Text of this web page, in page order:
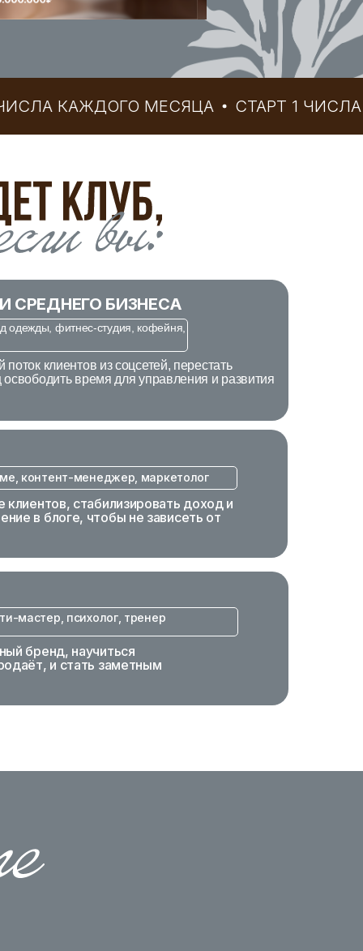
КАЖДОГО МЕСЯЦА СТАРТ 1 ЧИСЛА
контент-менеджер, маркетолог
стабилизировать доход и
в блоге, чтобы не зависеть от
бренд, научиться
и стать заметным
мастер, психолог, тренер
одежды, фитнес-студия, кофейня,
клиентов из соцсетей, перестать
освободить время для управления и развития
СРЕДНЕГО БИЗНЕСА